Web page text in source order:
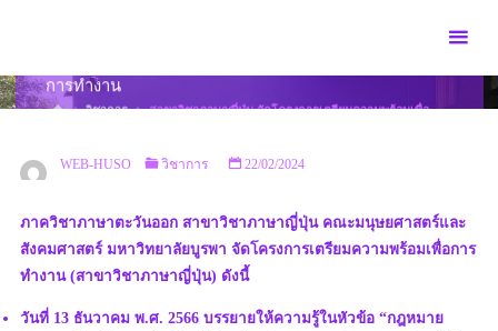
การทำงาน
HOMEวิชาการ
สาขาวิชาภาษาญี่ปุ่น จัดโครงการเตรียมความพร้อมเพื่อ
WEB-HUSO วิชาการ 22/02/2024
ภาควิชาภาษาตะวันออก สาขาวิชาภาษาญี่ปุ่น คณะมนุษยศาสตร์และ
สังคมศาสตร์ มหาวิทยาลัยบูรพา จัดโครงการเตรียมความพร้อมเพื่อการ
ทำงาน (สาขาวิชาภาษาญี่ปุ่น) ดังนี้
วันที่ 13 ธันวาคม พ.ศ. 2566 บรรยายให้ความรู้ในหัวข้อ “กฎหมาย